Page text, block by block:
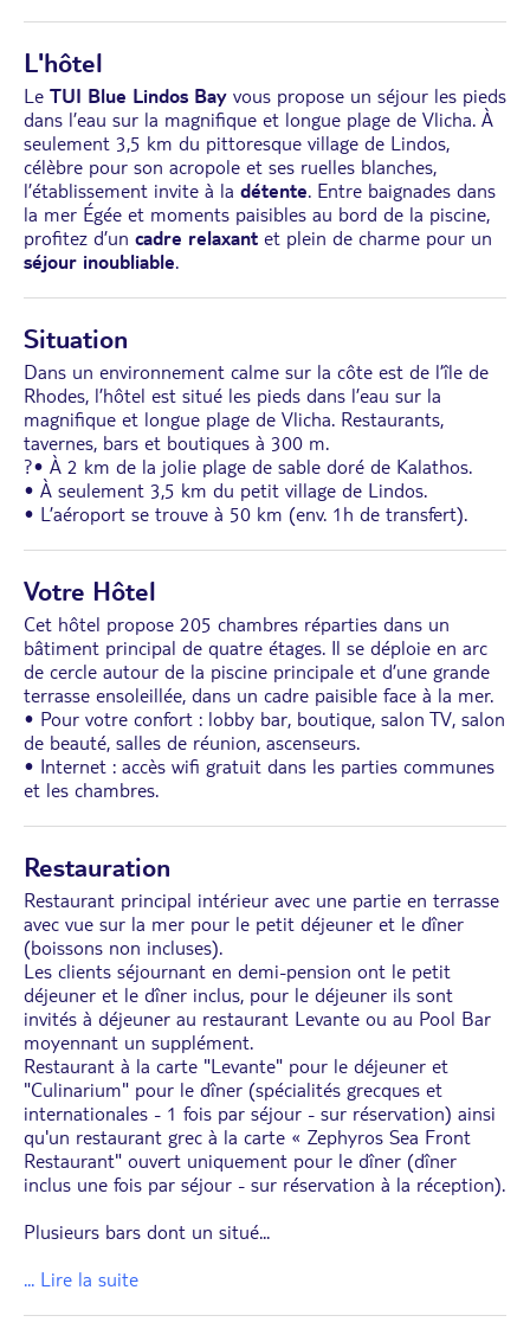
L'hôtel
Le TUI Blue Lindos Bay vous propose un séjour les pieds
dans l’eau sur la magnifique et longue plage de Vlicha. À
seulement 3,5 km du pittoresque village de Lindos,
célèbre pour son acropole et ses ruelles blanches,
l’établissement invite à la détente. Entre baignades dans
la mer Égée et moments paisibles au bord de la piscine,
profitez d’un cadre relaxant et plein de charme pour un
séjour inoubliable.
Situation
Dans un environnement calme sur la côte est de l’île de
Rhodes, l’hôtel est situé les pieds dans l’eau sur la
magnifique et longue plage de Vlicha. Restaurants,
tavernes, bars et boutiques à 300 m.
?• À 2 km de la jolie plage de sable doré de Kalathos.
• À seulement 3,5 km du petit village de Lindos.
• L’aéroport se trouve à 50 km (env. 1h de transfert).
Votre Hôtel
Cet hôtel propose 205 chambres réparties dans un
bâtiment principal de quatre étages. Il se déploie en arc
de cercle autour de la piscine principale et d’une grande
terrasse ensoleillée, dans un cadre paisible face à la mer.
• Pour votre confort : lobby bar, boutique, salon TV, salon
de beauté, salles de réunion, ascenseurs.
• Internet : accès wifi gratuit dans les parties communes
et les chambres.
Restauration
Restaurant principal intérieur avec une partie en terrasse
avec vue sur la mer pour le petit déjeuner et le dîner
(boissons non incluses).
Les clients séjournant en demi-pension ont le petit
déjeuner et le dîner inclus, pour le déjeuner ils sont
invités à déjeuner au restaurant Levante ou au Pool Bar
moyennant un supplément.
Restaurant à la carte "Levante" pour le déjeuner et
"Culinarium" pour le dîner (spécialités grecques et
internationales - 1 fois par séjour - sur réservation) ainsi
qu'un restaurant grec à la carte « Zephyros Sea Front
Restaurant" ouvert uniquement pour le dîner (dîner
inclus une fois par séjour - sur réservation à la réception).
Plusieurs bars dont un situé...
... Lire la suite